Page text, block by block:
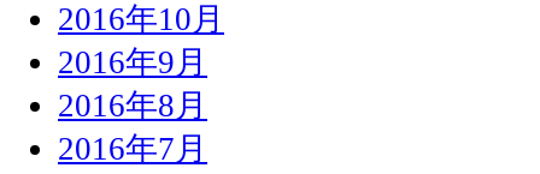
2016年10月
2016年9月
2016年8月
2016年7月